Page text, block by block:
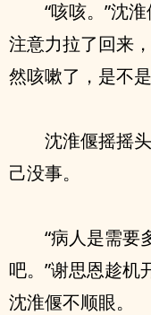
“咳咳。”沈
注意力拉了回来
然咳嗽了，是不
沈淮偃摇摇
己没事。
“病人是需要
吧。”谢思恩趁机
沈淮偃不顺眼。